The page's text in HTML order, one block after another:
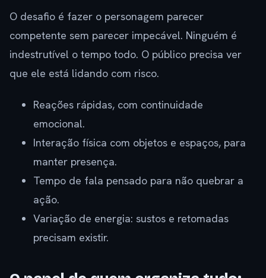
O desafio é fazer o personagem parecer
competente sem parecer impecável. Ninguém é
indestrutível o tempo todo. O público precisa ver
que ele está lidando com risco.
Reações rápidas, com continuidade
emocional.
Interação física com objetos e espaços, para
manter presença.
Tempo de fala pensado para não quebrar a
ação.
Variação de energia: sustos e retomadas
precisam existir.